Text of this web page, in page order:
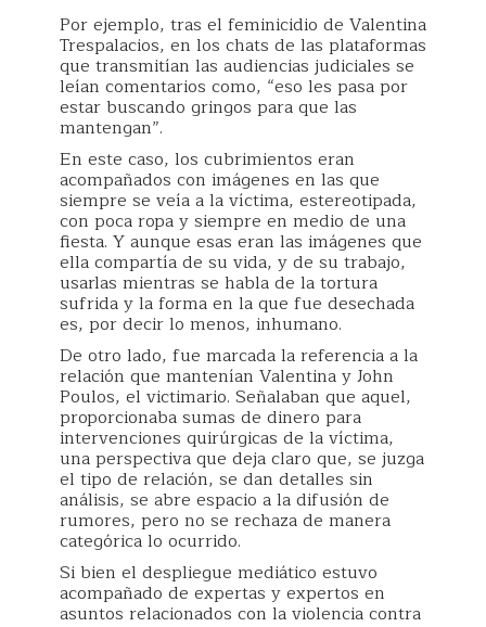
Por ejemplo, tras el feminicidio de Valentina
Trespalacios, en los chats de las plataformas
que transmitían las audiencias judiciales se
leían comentarios como, “eso les pasa por
estar buscando gringos para que las
mantengan”.
En este caso, los cubrimientos eran
acompañados con imágenes en las que
siempre se veía a la víctima, estereotipada,
con poca ropa y siempre en medio de una
fiesta. Y aunque esas eran las imágenes que
ella compartía de su vida, y de su trabajo,
usarlas mientras se habla de la tortura
sufrida y la forma en la que fue desechada
es, por decir lo menos, inhumano.
De otro lado, fue marcada la referencia a la
relación que mantenían Valentina y John
Poulos, el victimario. Señalaban que aquel,
proporcionaba sumas de dinero para
intervenciones quirúrgicas de la víctima,
una perspectiva que deja claro que, se juzga
el tipo de relación, se dan detalles sin
análisis, se abre espacio a la difusión de
rumores, pero no se rechaza de manera
categórica lo ocurrido.
Si bien el despliegue mediático estuvo
acompañado de expertas y expertos en
asuntos relacionados con la violencia contra